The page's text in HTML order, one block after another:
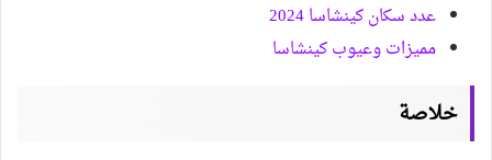
عدد سكان كينشاسا 2024
مميزات وعيوب كينشاسا
خلاصة